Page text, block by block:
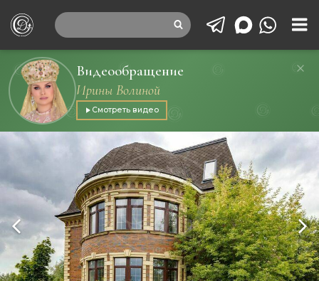
Видеообращение
Ирины Волиной
Смотреть видео